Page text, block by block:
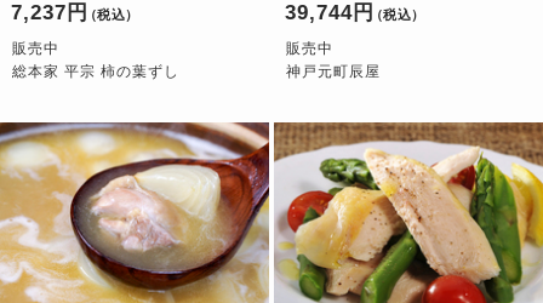
7,237円 （税込）
販売中
総本家 平宗 柿の葉ずし
39,744円 （税込）
販売中
神戸元町辰屋